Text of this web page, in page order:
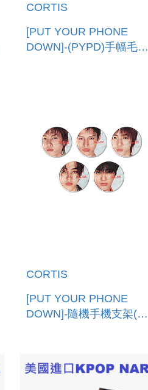
CORTIS
[PUT YOUR PHONE
DOWN]-(PYPD)手幅毛巾
CORTIS
[PUT YOUR PHONE
DOWN]-隨機手機支架(韓